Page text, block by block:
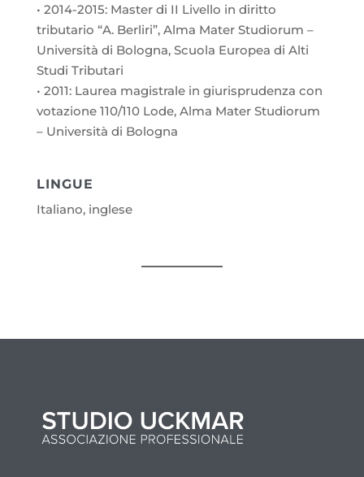
• 2014-2015: Master di II Livello in diritto
tributario “A. Berliri”, Alma Mater Studiorum –
Università di Bologna, Scuola Europea di Alti
Studi Tributari
• 2011: Laurea magistrale in giurisprudenza con
votazione 110/110 Lode, Alma Mater Studiorum
– Università di Bologna
LINGUE
Italiano, inglese